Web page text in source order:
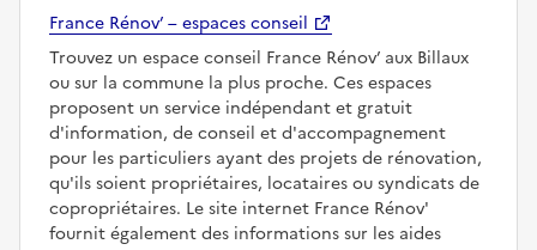
France Rénov’ – espaces conseil
Trouvez un espace conseil France Rénov’ aux Billaux
ou sur la commune la plus proche. Ces espaces
proposent un service indépendant et gratuit
d'information, de conseil et d'accompagnement
pour les particuliers ayant des projets de rénovation,
qu'ils soient propriétaires, locataires ou syndicats de
copropriétaires. Le site internet France Rénov'
fournit également des informations sur les aides